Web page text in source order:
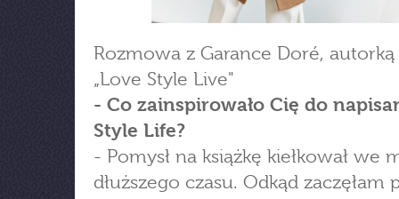
Rozmowa z Garance Doré, autorką
„Love Style Live"
- Co zainspirowało Cię do
Style Life?
- Pomysł na książkę kiełkował we
dłuższego czasu. Odkąd zaczęłam